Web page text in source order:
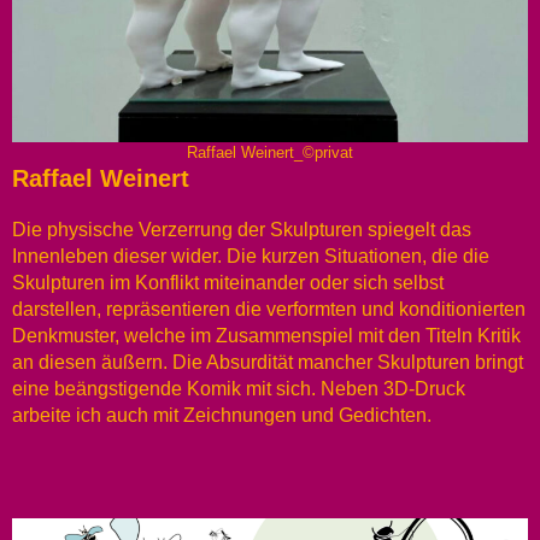
Raffael Weinert_©privat
Raffael Weinert
Die physische Verzerrung der Skulpturen spiegelt das
Innenleben dieser wider. Die kurzen Situationen, die die
Skulpturen im Konflikt miteinander oder sich selbst
darstellen, repräsentieren die verformten und konditionierten
Denkmuster, welche im Zusammenspiel mit den Titeln Kritik
an diesen äußern. Die Absurdität mancher Skulpturen bringt
eine beängstigende Komik mit sich. Neben 3D-Druck
arbeite ich auch mit Zeichnungen und Gedichten.